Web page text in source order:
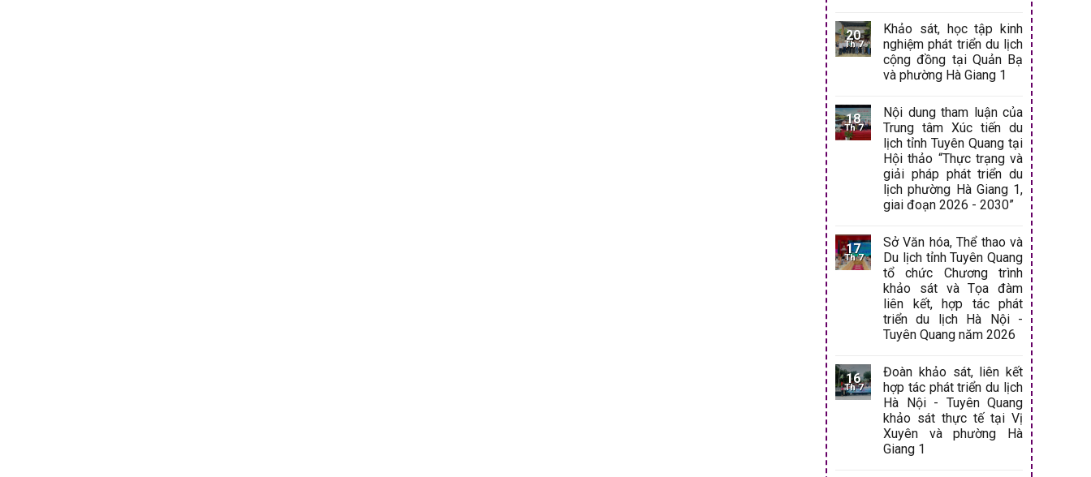
20
Th 7
Khảo sát, học tập kinh
nghiệm phát triển du lịch
cộng đồng tại Quản Bạ
và phường Hà Giang 1
18
Th 7
Nội dung tham luận của
Trung tâm Xúc tiến du
lịch tỉnh Tuyên Quang tại
Hội thảo “Thực trạng và
giải pháp phát triển du
lịch phường Hà Giang 1,
giai đoạn 2026 - 2030”
17
Th 7
Sở Văn hóa, Thể thao và
Du lịch tỉnh Tuyên Quang
tổ chức Chương trình
khảo sát và Tọa đàm
liên kết, hợp tác phát
triển du lịch Hà Nội -
Tuyên Quang năm 2026
16
Th 7
Đoàn khảo sát, liên kết
hợp tác phát triển du lịch
Hà Nội - Tuyên Quang
khảo sát thực tế tại Vị
Xuyên và phường Hà
Giang 1